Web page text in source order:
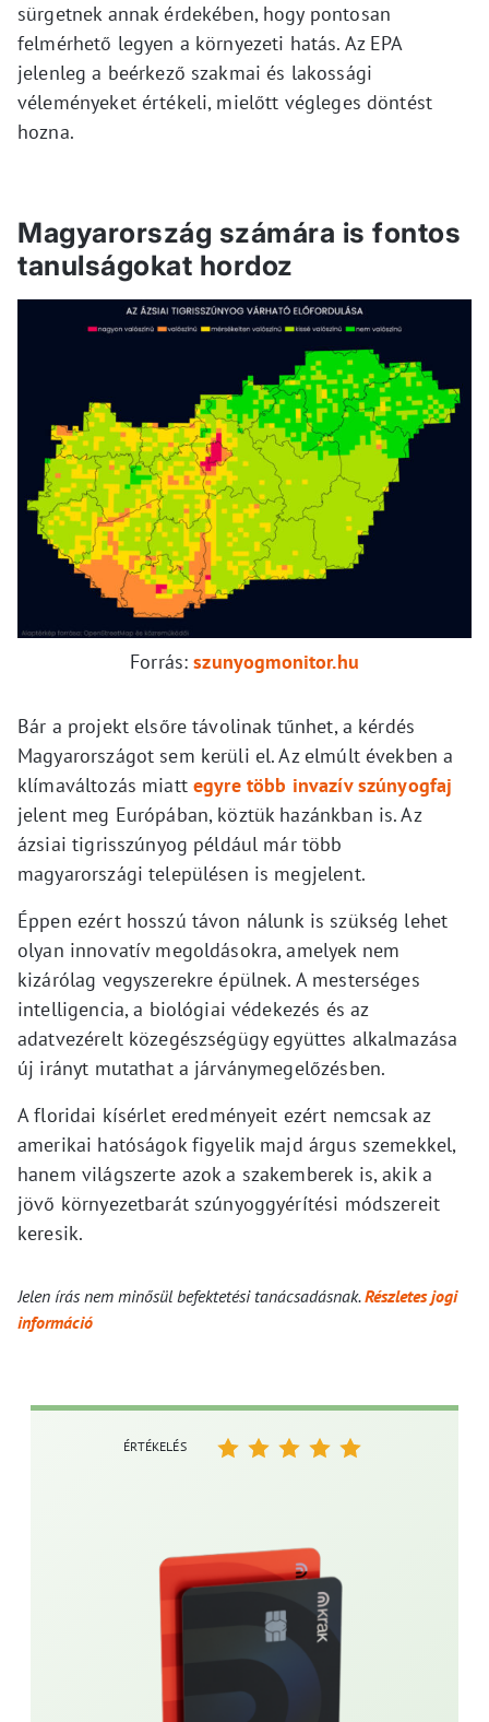
sürgetnek annak érdekében, hogy pontosan
felmérhető legyen a környezeti hatás. Az EPA
jelenleg a beérkező szakmai és lakossági
véleményeket értékeli, mielőtt végleges döntést
hozna.
Magyarország számára is fontos
tanulságokat hordoz
Forrás:szunyogmonitor.hu
Bár a projekt elsőre távolinak tűnhet, a kérdés
Magyarországot sem kerüli el. Az elmúlt években a
klímaváltozás miatt egyre több invazív szúnyogfaj
jelent meg Európában, köztük hazánkban is. Az
ázsiai tigrisszúnyog például már több
magyarországi településen is megjelent.
Éppen ezért hosszú távon nálunk is szükség lehet
olyan innovatív megoldásokra, amelyek nem
kizárólag vegyszerekre épülnek. A mesterséges
intelligencia, a biológiai védekezés és az
adatvezérelt közegészségügy együttes alkalmazása
új irányt mutathat a járványmegelőzésben.
A floridai kísérlet eredményeit ezért nemcsak az
amerikai hatóságok figyelik majd árgus szemekkel,
hanem világszerte azok a szakemberek is, akik a
jövő környezetbarát szúnyoggyérítési módszereit
keresik.
Jelen írás nem minősül befektetési tanácsadásnak.Részletes jogi
információ
ÉRTÉKELÉS